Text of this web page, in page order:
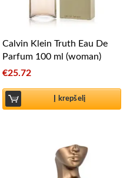
Calvin Klein Truth Eau De
Parfum 100 ml (woman)
€25.72
Į krepšelį